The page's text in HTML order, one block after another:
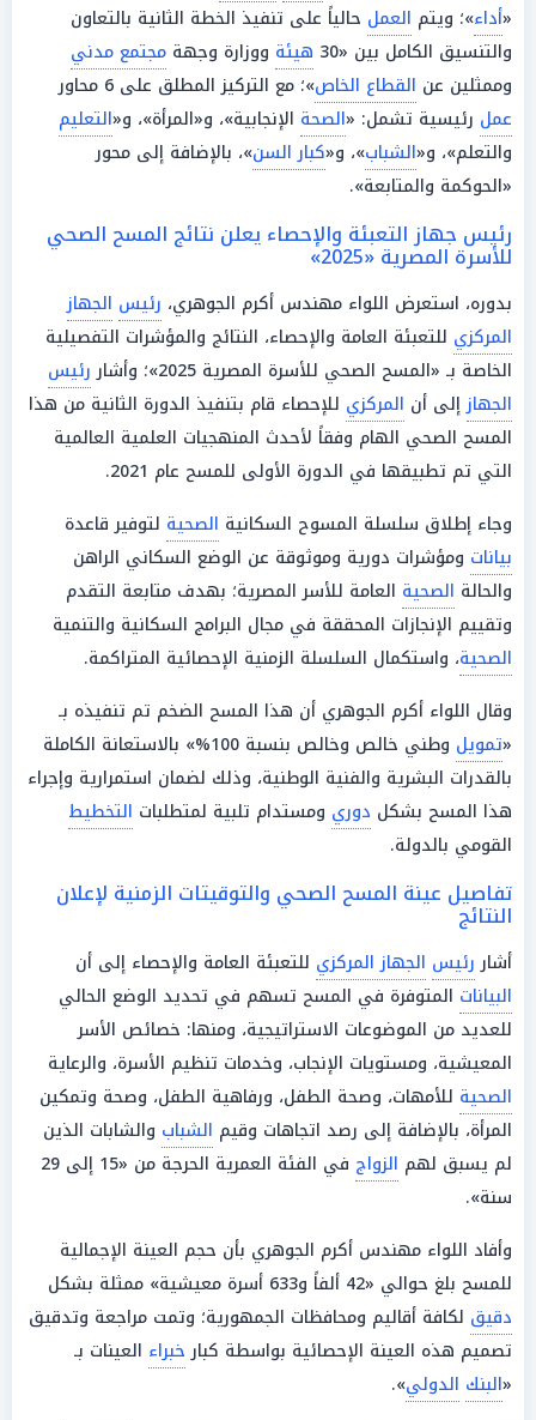
«أداء»؛ ويتم العمل حالياً على تنفيذ الخطة الثانية بالتعاون
والتنسيق الكامل بين «30
هيئة ووزارة وجهة مجتمع مدني
وممثلين عن القطاع الخاص»؛ مع التركيز المطلق على 6 محاور
عمل رئيسية تشمل: «الصحة الإنجابية»، و«المرأة»، و«التعليم
والتعلم»، و«الشباب»، و«كبار السن»، بالإضافة إلى محور
«الحوكمة والمتابعة».
رئيس جهاز التعبئة والإحصاء يعلن نتائج المسح الصحي
للأسرة المصرية «2025»
بدوره، استعرض اللواء مهندس أكرم الجوهري، رئيس الجهاز
المركزي للتعبئة العامة والإحصاء، النتائج والمؤشرات التفصيلية
الخاصة بـ «المسح الصحي للأسرة المصرية 2025»؛ وأشار
رئيس
الجهازإلى أن المركزي للإحصاء قام بتنفيذ الدورة الثانية من هذا
المسح الصحي الهام وفقاً لأحدث المنهجيات العلمية العالمية
التي تم تطبيقها في الدورة الأولى للمسح عام 2021.
وجاء إطلاق سلسلة المسوح السكانية الصحية لتوفير قاعدة
بيانات ومؤشرات دورية وموثوقة عن الوضع السكاني الراهن
والحالة الصحية العامة للأسر المصرية؛ بهدف متابعة التقدم
وتقييم الإنجازات المحققة في مجال البرامج السكانية والتنمية
الصحية، واستكمال السلسلة الزمنية الإحصائية المتراكمة.
وقال اللواء أكرم الجوهري أن هذا المسح الضخم تم تنفيذه بـ
«تمويل
وطني خالص وخالص بنسبة 100%» بالاستعانة الكاملة
بالقدرات البشرية والفنية الوطنية، وذلك لضمان استمرارية وإجراء
هذا المسح بشكل دوري ومستدام تلبية لمتطلبات التخطيط
القومي بالدولة.
تفاصيل عينة المسح الصحي والتوقيتات الزمنية لإعلان
النتائج
أشاررئيس الجهاز المركزي للتعبئة العامة والإحصاء إلى أن
البيانات المتوفرة في المسح تسهم في تحديد الوضع الحالي
للعديد من الموضوعات الاستراتيجية، ومنها: خصائص الأسر
المعيشية، ومستويات الإنجاب، وخدمات تنظيم الأسرة، والرعاية
الصحية للأمهات، وصحة الطفل، ورفاهية الطفل، وصحة وتمكين
المرأة، بالإضافة إلى رصد اتجاهات وقيم الشباب والشابات الذين
لم يسبق لهم الزواج
في الفئة العمرية الحرجة من «15 إلى 29
سنة».
وأفاد اللواء مهندس أكرم الجوهري بأن حجم العينة الإجمالية
للمسح بلغ حوالي «42 ألفاً و633 أسرة معيشية» ممثلة بشكل
دقيق لكافة أقاليم ومحافظات الجمهورية؛ وتمت مراجعة وتدقيق
تصميم هذه العينة الإحصائية بواسطة كبارخبراء العينات بـ
«البنك الدولي».